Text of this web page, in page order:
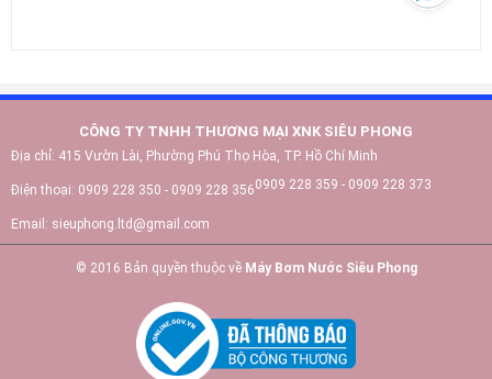
CÔNG TY TNHH THƯƠNG MẠI XNK SIÊU PHONG
Địa chỉ: 415 Vườn Lài, Phường Phú Thọ Hòa, TP. Hồ Chí Minh
Điện thoại: 0909 228 350 - 0909 228 3560909 228 359 - 0909 228 373
Email: sieuphong.ltd@gmail.com
© 2016 Bản quyền thuộc về Máy Bơm Nước Siêu Phong